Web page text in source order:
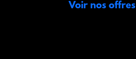
Voir nos offres